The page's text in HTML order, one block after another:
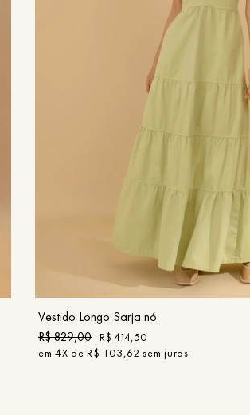
COMPRAR
Vestido Longo Sarja nó
R$829,00 R$ 414,50
em4X deR$ 103,62 sem juros